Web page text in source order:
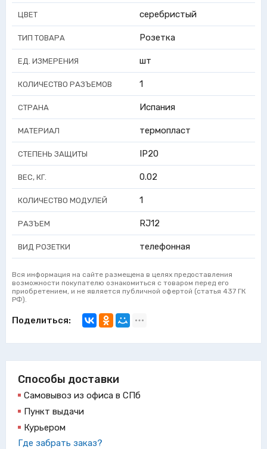
ЦВЕТ серебристый
ТИП ТОВАРА Розетка
ЕД. ИЗМЕРЕНИЯ шт
КОЛИЧЕСТВО РАЗЪЕМОВ 1
СТРАНА Испания
МАТЕРИАЛ термопласт
СТЕПЕНЬ ЗАЩИТЫ IP20
ВЕС, КГ. 0.02
КОЛИЧЕСТВО МОДУЛЕЙ 1
РАЗЪЕМ RJ12
ВИД РОЗЕТКИ телефонная
Вся информация на сайте размещена в целях предоставления
возможности покупателю ознакомиться с товаром перед его
приобретением, и не является публичной офертой (статья 437 ГК
РФ).
Поделиться:
Способы доставки
Самовывоз из офиса в СПб
Пункт выдачи
Курьером
Где забрать заказ?